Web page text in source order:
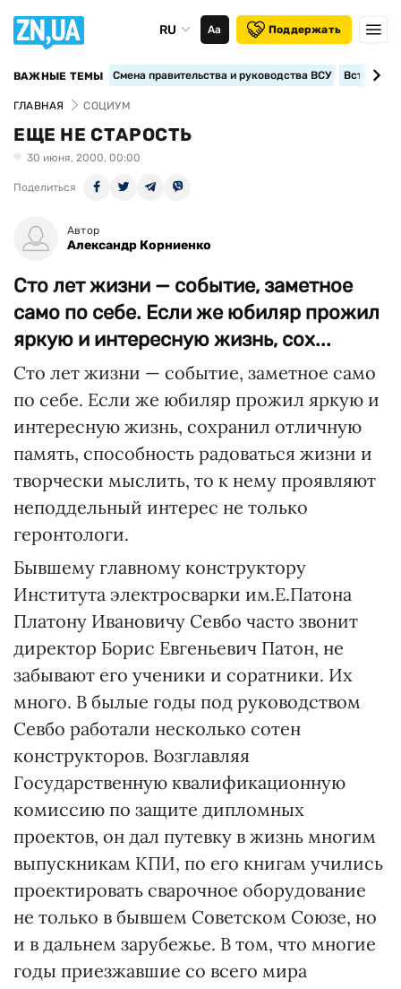
RU Аа Поддержать
ВАЖНЫЕ ТЕМЫ Смена правительства и руководства ВСУ
ГЛАВНАЯ СОЦИУМ
ЕЩЕ НЕ СТАРОСТЬ
30 июня, 2000, 00:00
Поделиться
Автор
Александр Корниенко
Сто лет жизни — событие, заметное
само по себе. Если же юбиляр прожил
яркую и интересную жизнь, сох...
Сто лет жизни — событие, заметное само
по себе. Если же юбиляр прожил яркую и
интересную жизнь, сохранил отличную
память, способность радоваться жизни и
творчески мыслить, то к нему проявляют
неподдельный интерес не только
геронтологи.
Бывшему главному конструктору
Института электросварки им.Е.Патона
Платону Ивановичу Севбо часто звонит
директор Борис Евгеньевич Патон, не
забывают его ученики и соратники. Их
много. В былые годы под руководством
Севбо работали несколько сотен
конструкторов. Возглавляя
Государственную квалификационную
комиссию по защите дипломных
проектов, он дал путевку в жизнь многим
выпускникам КПИ, по его книгам учились
проектировать сварочное оборудование
не только в бывшем Советском Союзе, но
и в дальнем зарубежье. В том, что многие
годы приезжавшие со всего мира